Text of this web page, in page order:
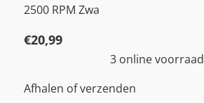
2500 RPM Zwa
€20,99
3 online voorraad
Afhalen of verzenden